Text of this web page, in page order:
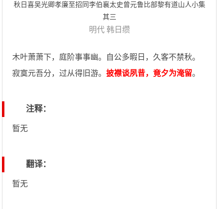
秋日喜吴光卿孝廉至招同李伯襄太史曾元鲁比部黎有道山人小集
其三
明代 韩日缵
木叶萧萧下，庭阶事事幽。自公多暇日，久客不禁秋。
寂寞元吾分，过从得旧游。披襟谈夙昔，竟夕为淹留。
注释：
暂无
翻译：
暂无